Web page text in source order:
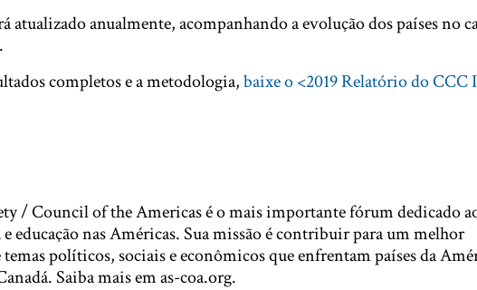
atualizado anualmente, acompanhando a evolução dos países no
completos e a metodologia,baixe o <2019 Relatório do CCC
/ Council of the Americas é o mais importante fórum dedicado
educação nas Américas. Sua missão é contribuir para um melhor
políticos, sociais e econômicos que enfrentam países da
Saiba mais em as-coa.org.